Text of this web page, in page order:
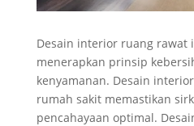
Desain interior ruang rawat
menerapkan prinsip
kenyamanan. Desain
rumah sakit memastikan
pencahayaan optimal.